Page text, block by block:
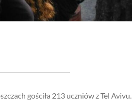
gościła 213 uczniów z Tel Avivu.